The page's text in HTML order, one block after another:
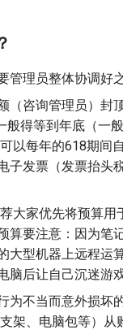
理员整体协调好
（咨询管理员）封
般得等到年底（一
以每年的618期间
子发票（发票抬头
大家优先将预算
算要注意：因为笔
型机器上远程运
后让自己沉迷游戏
为不当而意外损坏
架、电脑包等）从